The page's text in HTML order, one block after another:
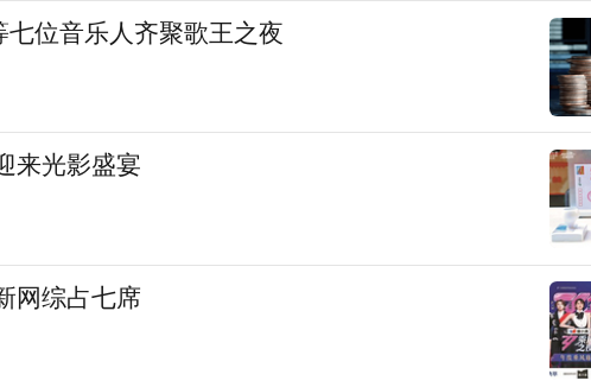
位音乐人齐聚歌王之夜
来光影盛宴
网综占七席